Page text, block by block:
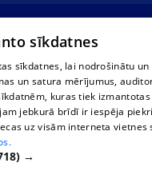
us
policy
settings
Bus
Train
sīkdatnes
sīkdatnes, lai nodrošinātu
un satura mērījumus,
kuras tiek
jebkurā brīdī ir iespēja
uz visām interneta
→